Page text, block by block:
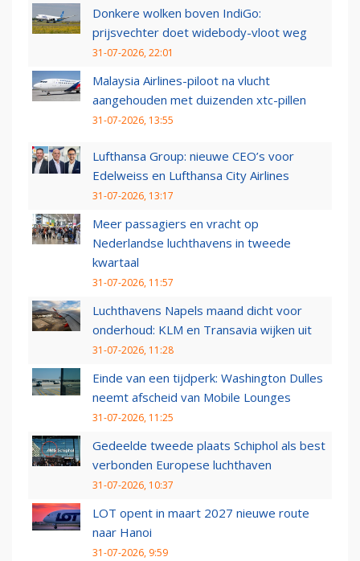
Donkere wolken boven IndiGo:
prijsvechter doet widebody-vloot weg
31-07-2026, 22:01
Malaysia Airlines-piloot na vlucht
aangehouden met duizenden xtc-pillen
31-07-2026, 13:55
Lufthansa Group: nieuwe CEO’s voor
Edelweiss en Lufthansa City Airlines
31-07-2026, 13:17
Meer passagiers en vracht op
Nederlandse luchthavens in tweede
kwartaal
31-07-2026, 11:57
Luchthavens Napels maand dicht voor
onderhoud: KLM en Transavia wijken uit
31-07-2026, 11:28
Einde van een tijdperk: Washington Dulles
neemt afscheid van Mobile Lounges
31-07-2026, 11:25
Gedeelde tweede plaats Schiphol als best
verbonden Europese luchthaven
31-07-2026, 10:37
LOT opent in maart 2027 nieuwe route
naar Hanoi
31-07-2026, 9:59